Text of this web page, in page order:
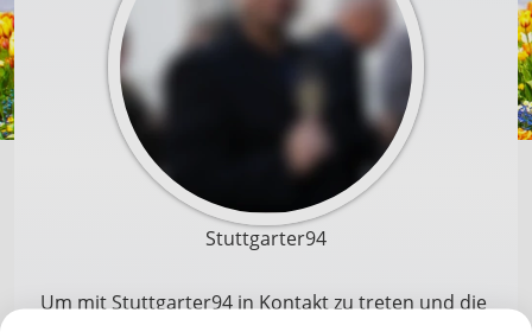
Stuttgarter94
Um mit Stuttgarter94 in Kontakt zu treten und die